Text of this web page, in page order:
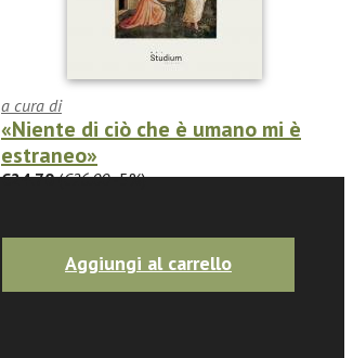
a cura di
«Niente di ciò che è umano mi è
estraneo»
€24.70 (€26.00-5%)
Aggiungi al carrello